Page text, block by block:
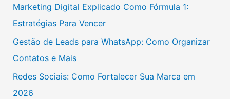
p
o
r
:
Marketing Digital Explicado Como Fórmula 1:
Estratégias Para Vencer
Gestão de Leads para WhatsApp: Como Organizar
Contatos e Mais
Redes Sociais: Como Fortalecer Sua Marca em
2026